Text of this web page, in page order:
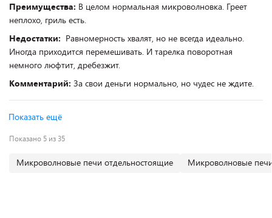
Преимущества: В целом нормальная микроволновка. Греет
неплохо, гриль есть.
Недостатки: Равномерность хвалят, но не всегда идеально.
Иногда приходится перемешивать. И тарелка поворотная
немного люфтит, дребезжит.
Комментарий: За свои деньги нормально, но чудес не ждите.
Показать ещё
Показано 5 из 35
Микроволновые печи отдельностоящие Микроволновые